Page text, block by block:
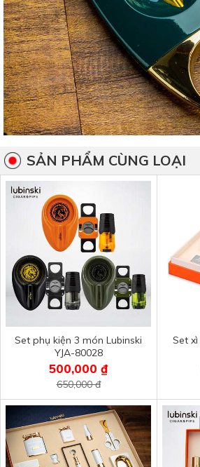
SẢN PHẨM CÙNG LOẠI
Set phụ kiện 3 món Lubinski
YJA-80028
500,000 ₫
650,000 đ
Set